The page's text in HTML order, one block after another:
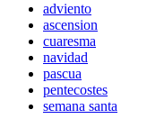
adviento
ascension
cuaresma
navidad
pascua
pentecostes
semana santa